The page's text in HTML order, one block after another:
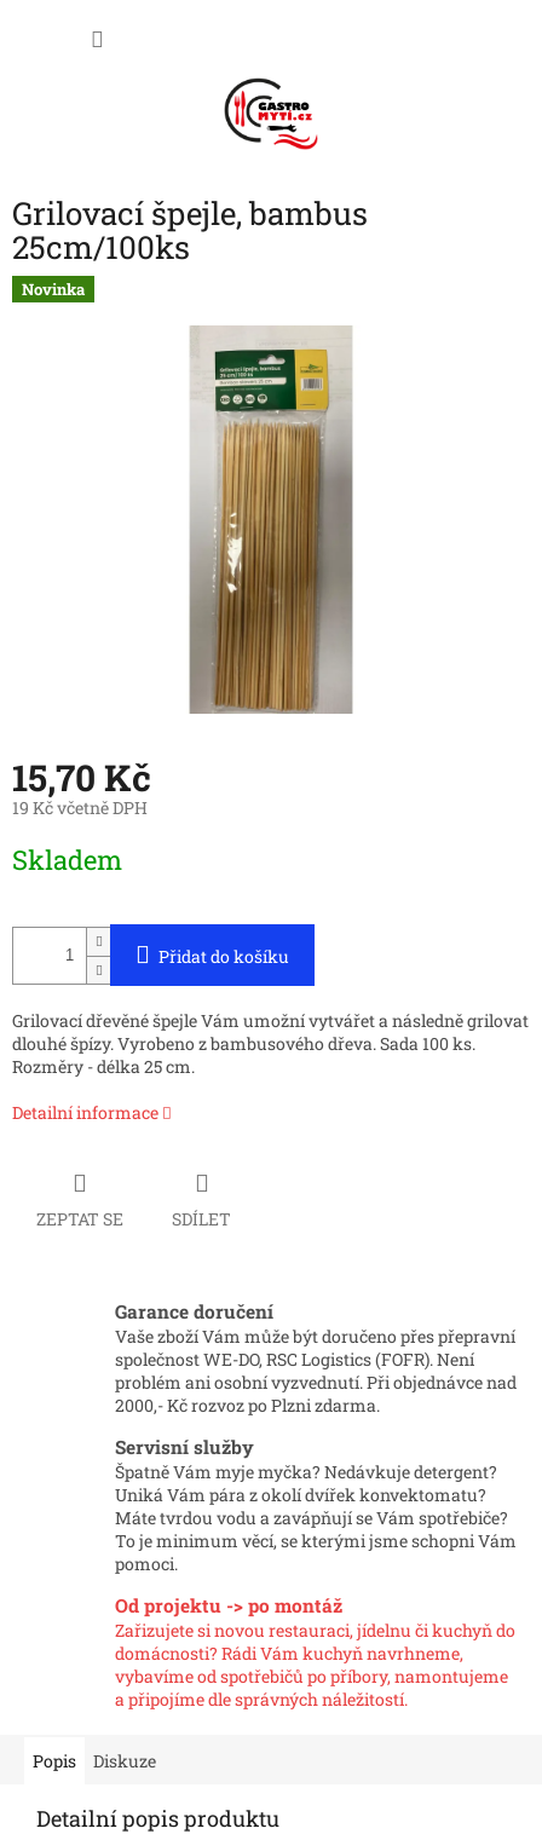
Grilovací špejle, bambus
25cm/100ks
Novinka
15,70 Kč
19 Kč včetně DPH
cena:
Skladem
Přidat do košíku
Grilovací dřevěné špejle Vám umožní vytvářet a následně grilovat
dlouhé špízy. Vyrobeno z bambusového dřeva. Sada 100 ks.
Rozměry - délka 25 cm.
Detailní informace
ZEPTAT SE SDÍLET
Garance doručení
Vaše zboží Vám může být doručeno přes přepravní
společnost WE-DO, RSC Logistics (FOFR). Není
problém ani osobní vyzvednutí. Při objednávce nad
2000,- Kč rozvoz po Plzni zdarma.
Servisní služby
Špatně Vám myje myčka? Nedávkuje detergent?
Uniká Vám pára z okolí dvířek konvektomatu?
Máte tvrdou vodu a zavápňují se Vám spotřebiče?
To je minimum věcí, se kterými jsme schopni Vám
pomoci.
Od projektu -> po montáž
Zařizujete si novou restauraci, jídelnu či kuchyň do
domácnosti? Rádi Vám kuchyň navrhneme,
vybavíme od spotřebičů po příbory, namontujeme
a připojíme dle správných náležitostí.
Popis Diskuze
Detailní popis produktu